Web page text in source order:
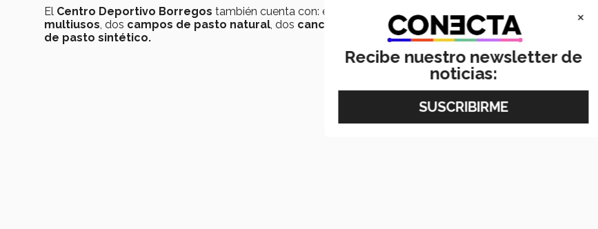
El Centro Deportivo Borregos también cuenta con: el
multiusos , dos campos de pasto natural , dos canchas de futbol rápido, unacancha de tochito y una
de pasto sintético.
×
Recibe nuestro newsletter de
noticias: